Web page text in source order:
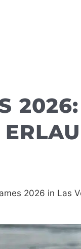
2026 in Las